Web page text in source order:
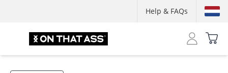
Help & FAQs